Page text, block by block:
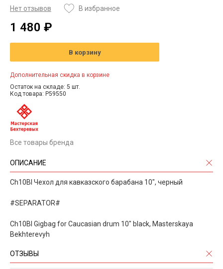
Нет отзывов В избранное
1 480 ₽
В корзину
Дополнительная скидка в корзине
Остаток на складе: 5 шт.
Код товара: P59550
Все товары бренда
ОПИСАНИЕ
Ch10Bl Чехол для кавказского барабана 10", черный
#SEPARATOR#
Ch10Bl Gigbag for Caucasian drum 10" black, Masterskaya
Bekhterevyh
ОТЗЫВЫ